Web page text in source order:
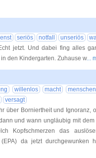
seriös notfall unseriös
jetzt. Und dabei fing alles
den Kindergarten. Zuhause w...
willenlos macht
menschen
versagt
über Borniertheit und Ignoranz,
und wann ungläubig mit
Kopfschmerzen das
(EPA) da jetzt durchgewunken